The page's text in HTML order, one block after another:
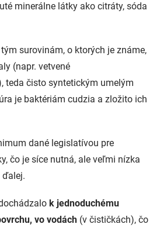
minerálne látky ako citráty, sóda
surovinám, o ktorých je známe,
(napr. vetvené
teda čisto syntetickým umelým
je baktériám cudzia a zložito ich
dané legislatívou pre
čo je síce nutná, ale veľmi nízka
ďalej.
k jednoduchému
vo vodách (v čističkách), čo